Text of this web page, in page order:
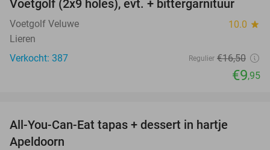
40%
Voetgolf (2x9 holes), evt. + bittergarnituur
Voetgolf Veluwe 10.0 star
Lieren
Verkocht: 387
Regulier €16,50
€9,95
All-You-Can-Eat tapas + dessert in hartje
Apeldoorn